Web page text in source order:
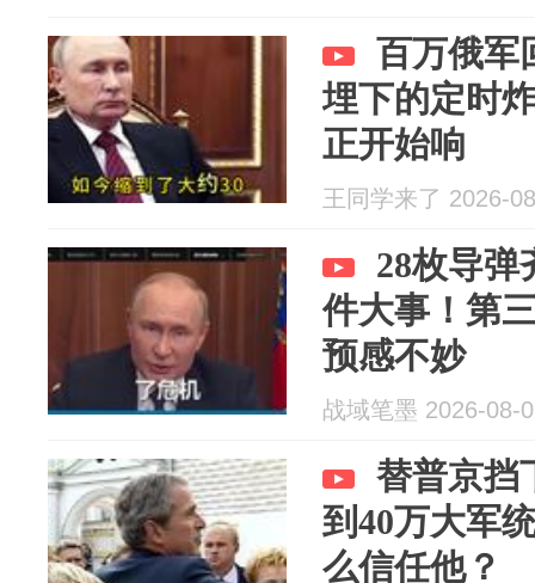
百万俄军
埋下的定时
正开始响
王同学来了 2026-
28枚导弹
件大事！第
预感不妙
战域笔墨 2026-08-
替普京挡
到40万大军
么信任他？